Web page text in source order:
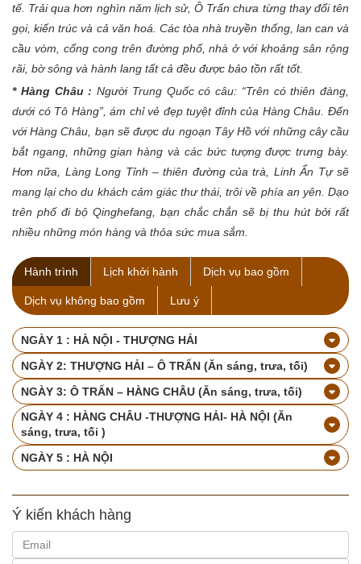
tế. Trải qua hơn nghìn năm lịch sử, Ô Trấn chưa từng thay đổi tên
gọi, kiến trúc và cả văn hoá. Các tòa nhà truyền thống, lan can và
cầu vòm, cổng cong trên đường phố, nhà ở với khoảng sân rộng
rãi, bờ sông và hành lang tất cả đều được bảo tồn rất tốt.
* Hàng Châu : Người Trung Quốc có câu: “Trên có thiên đàng,
dưới có Tô Hàng”, ám chỉ vẻ đẹp tuyệt đỉnh của Hàng Châu. Đến
với Hàng Châu, bạn sẽ được du ngoạn Tây Hồ với những cây cầu
bắt ngang, những gian hàng và các bức tượng được trưng bày.
Hơn nữa, Làng Long Tỉnh – thiên đường của trà, Linh Ẩn Tự sẽ
mang lại cho du khách cảm giác thư thái, trôi về phía an yên. Dạo
trên phố đi bộ Qinghefang, bạn chắc chắn sẽ bị thu hút bởi rất
nhiều những món hàng và thỏa sức mua sắm.
Hành trình Lịch khởi hành Dịch vụ bao gồm
Dịch vụ không bao gồm Lưu ý
NGÀY 1 : HÀ NỘI - THƯỢNG HẢI
NGÀY 2: THƯỢNG HẢI – Ô TRẤN (Ăn sáng, trưa, tối)
NGÀY 3: Ô TRẤN – HÀNG CHÂU (Ăn sáng, trưa, tối)
NGÀY 4 : HÀNG CHÂU -THƯỢNG HẢI- HÀ NỘI (Ăn
sáng, trưa, tối )
NGÀY 5 : HÀ NỘI
Ý kiến khách hàng